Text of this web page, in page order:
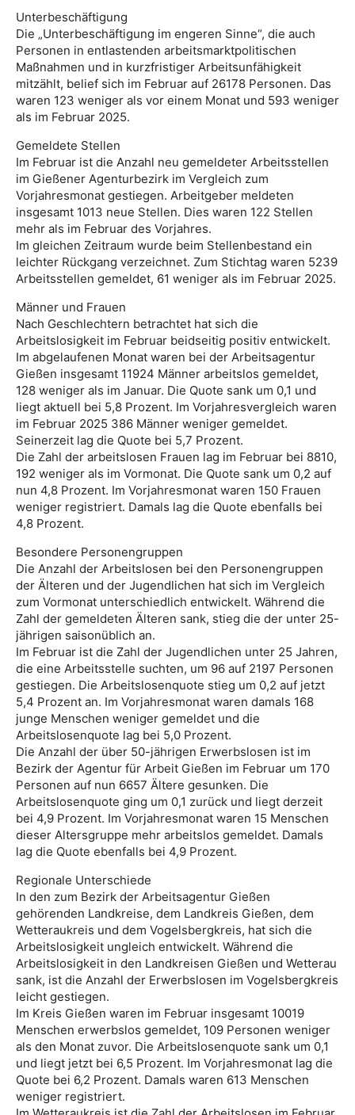
Unterbeschäftigung
Die „Unterbeschäftigung im engeren Sinne“, die auch
Personen in entlastenden arbeitsmarktpolitischen
Maßnahmen und in kurzfristiger Arbeitsunfähigkeit
mitzählt, belief sich im Februar auf 26178 Personen. Das
waren 123 weniger als vor einem Monat und 593 weniger
als im Februar 2025.
Gemeldete Stellen
Im Februar ist die Anzahl neu gemeldeter Arbeitsstellen
im Gießener Agenturbezirk im Vergleich zum
Vorjahresmonat gestiegen. Arbeitgeber meldeten
insgesamt 1013 neue Stellen. Dies waren 122 Stellen
mehr als im Februar des Vorjahres.
Im gleichen Zeitraum wurde beim Stellenbestand ein
leichter Rückgang verzeichnet. Zum Stichtag waren 5239
Arbeitsstellen gemeldet, 61 weniger als im Februar 2025.
Männer und Frauen
Nach Geschlechtern betrachtet hat sich die
Arbeitslosigkeit im Februar beidseitig positiv entwickelt.
Im abgelaufenen Monat waren bei der Arbeitsagentur
Gießen insgesamt 11924 Männer arbeitslos gemeldet,
128 weniger als im Januar. Die Quote sank um 0,1 und
liegt aktuell bei 5,8 Prozent. Im Vorjahresvergleich waren
im Februar 2025 386 Männer weniger gemeldet.
Seinerzeit lag die Quote bei 5,7 Prozent.
Die Zahl der arbeitslosen Frauen lag im Februar bei 8810,
192 weniger als im Vormonat. Die Quote sank um 0,2 auf
nun 4,8 Prozent. Im Vorjahresmonat waren 150 Frauen
weniger registriert. Damals lag die Quote ebenfalls bei
4,8 Prozent.
Besondere Personengruppen
Die Anzahl der Arbeitslosen bei den Personengruppen
der Älteren und der Jugendlichen hat sich im Vergleich
zum Vormonat unterschiedlich entwickelt. Während die
Zahl der gemeldeten Älteren sank, stieg die der unter 25-
jährigen saisonüblich an.
Im Februar ist die Zahl der Jugendlichen unter 25 Jahren,
die eine Arbeitsstelle suchten, um 96 auf 2197 Personen
gestiegen. Die Arbeitslosenquote stieg um 0,2 auf jetzt
5,4 Prozent an. Im Vorjahresmonat waren damals 168
junge Menschen weniger gemeldet und die
Arbeitslosenquote lag bei 5,0 Prozent.
Die Anzahl der über 50-jährigen Erwerbslosen ist im
Bezirk der Agentur für Arbeit Gießen im Februar um 170
Personen auf nun 6657 Ältere gesunken. Die
Arbeitslosenquote ging um 0,1 zurück und liegt derzeit
bei 4,9 Prozent. Im Vorjahresmonat waren 15 Menschen
dieser Altersgruppe mehr arbeitslos gemeldet. Damals
lag die Quote ebenfalls bei 4,9 Prozent.
Regionale Unterschiede
In den zum Bezirk der Arbeitsagentur Gießen
gehörenden Landkreise, dem Landkreis Gießen, dem
Wetteraukreis und dem Vogelsbergkreis, hat sich die
Arbeitslosigkeit ungleich entwickelt. Während die
Arbeitslosigkeit in den Landkreisen Gießen und Wetterau
sank, ist die Anzahl der Erwerbslosen im Vogelsbergkreis
leicht gestiegen.
Im Kreis Gießen waren im Februar insgesamt 10019
Menschen erwerbslos gemeldet, 109 Personen weniger
als den Monat zuvor. Die Arbeitslosenquote sank um 0,1
und liegt jetzt bei 6,5 Prozent. Im Vorjahresmonat lag die
Quote bei 6,2 Prozent. Damals waren 613 Menschen
weniger registriert.